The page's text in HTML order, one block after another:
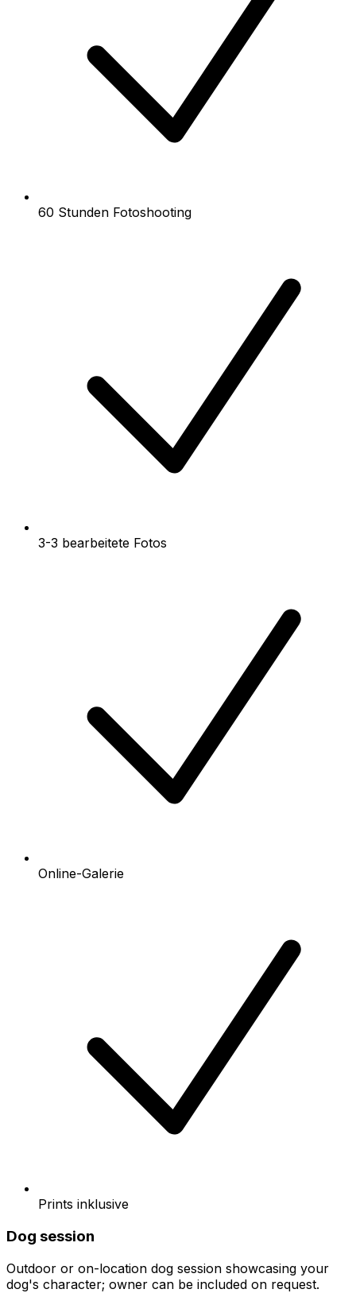
60 Stunden Fotoshooting
3-3 bearbeitete Fotos
Online-Galerie
Prints inklusive
Dog session
Outdoor or on-location dog session showcasing your
dog's character; owner can be included on request.